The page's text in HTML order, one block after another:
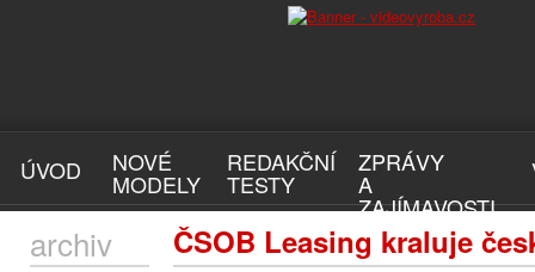
ÚVOD NOVÉ
MODELY
REDAKČNÍ
TESTY
ZPRÁVY
A
ZAJÍMAVOSTI
ČSOB Leasing kraluje
archiv